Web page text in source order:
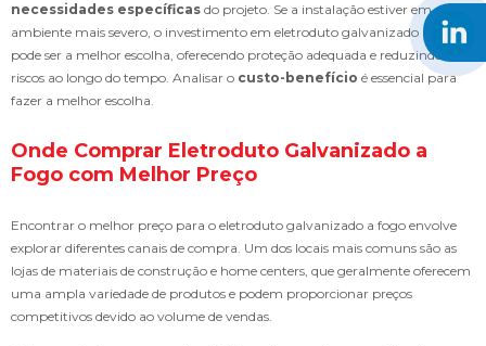
necessidades específicas do projeto. Se a instalação estiver em um
ambiente mais severo, o investimento em eletroduto galvanizado a fogo
pode ser a melhor escolha, oferecendo proteção adequada e reduzindo
riscos ao longo do tempo. Analisar o custo-benefício é essencial para
fazer a melhor escolha.
Onde Comprar Eletroduto Galvanizado a
Fogo com Melhor Preço
Encontrar o melhor preço para o eletroduto galvanizado a fogo envolve
explorar diferentes canais de compra. Um dos locais mais comuns são as
lojas de materiais de construção e home centers, que geralmente oferecem
uma ampla variedade de produtos e podem proporcionar preços
competitivos devido ao volume de vendas.